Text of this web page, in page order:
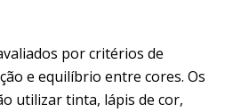
por critérios de
e equilíbrio entre cores. Os
utilizar tinta, lápis de cor,